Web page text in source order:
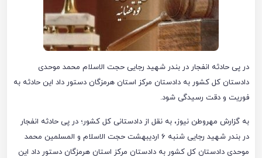
در پی حادثه انفجار در بندر شهید رجایی حجت الاسلام محمد موحدی
دادستان کل کشور به دادستان مرکز استان هرمزگان دستور داد این حادثه به
فوریت و دقت رسیدگی شود.
به گزارش مهروطن نیوز، به نقل از دادستانی کل کشور؛ در پی حادثه انفجار
در بندر شهید رجایی شنبه ۶ اردیبهشت حجت الاسلام و المسلمین محمد
موحدی دادستان کل کشور به دادستان مرکز استان هرمزگان دستور داد این